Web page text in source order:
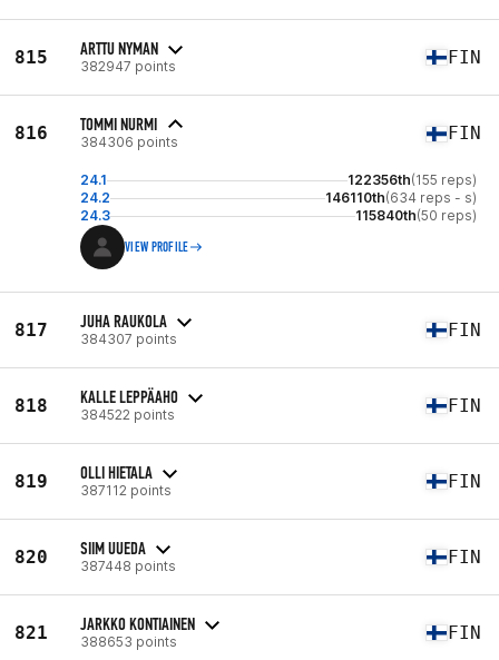
815 ARTTU NYMAN
382947 points FIN
816 TOMMI NURMI
384306 points FIN
24.1 122356th(155 reps)
24.2
146110th(634 reps - s)
24.3
115840th(50 reps)
VIEW PROFILE
817 JUHA RAUKOLA
384307 points FIN
818 KALLE LEPPÄAHO
384522 points FIN
819 OLLI HIETALA
387112 points FIN
820 SIIM UUEDA
387448 points FIN
821 JARKKO KONTIAINEN
388653 points FIN